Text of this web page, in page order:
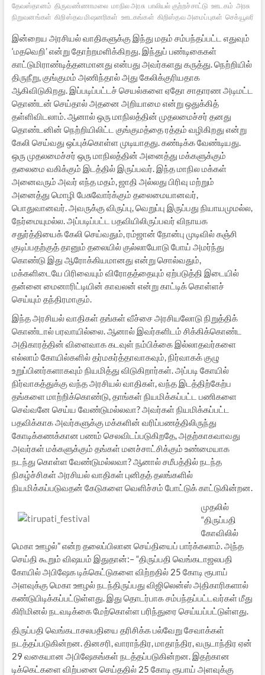
தேவஸ்தானம் திருவண்ணாமலை மாநில அரசு பாலியல் குற்றச்சாட்டு ஊடகம் அரசு
நிறுவனங்கள் கிறிஸ்தவ மிஷனரிகள் ஊடகங்கள் கிறிஸ்தவ அமைப்புகள்
இன்றைய அரசியல் வாதிகளுக்கு இந்து மதம் சம்பந்தப்பட்ட எதுவும்
‘மதவெறி’ என்று தோற்றமளிக்கிறது. இந்துப் பண்டிகைகள்
காட்டுமிராண்டித்தனமானது என்பது அவர்களது கருத்து. நெற்றியில்
திருநீறு, குங்குமம் அணிந்தால் அது கேலிக்குரியதாக
ஆகிவிடுகிறது. இப்படிப்பட்டச் செயல்களை ஏதோ சாதாரண அடிமட்ட
தொண்டன் செய்தால் அதனை அறியாமை என்று ஒதுக்கித்
தள்ளிவிடலாம். ஆனால் ஒரு மாநிலத்தின் முதலமைச்சர் தனது
தொண்டனின் நெற்றியிலிட்ட குங்குமத்தை ரத்தம் வழிகிறது என்று
கேலி செய்வது ஒப்புக்கொள்ள முடியாதது. கண்டிக்க வேண்டியது.
ஒரு முதலமைச்சர் ஒரு மாநிலத்தின் அனைத்து மக்களுக்கும்
தலைமை வகிக்கும் இடத்தில் இருப்பவர். இந்த மாநில மக்கள்
அனைவரும் அவர் எந்த மதம், ஜாதி அல்லது பிரிவு மற்றும்
அனைத்து மொழி பேசுவோர்க்கும் தலைமையானவர்,
பொதுவானவர். அவருக்கு விருப்பு, வெறுப்பு இருப்பது நியாயமுமல்ல,
நேர்மையுமல்ல. அப்படிப்பட்ட பதவியிலிருப்பவர் விநாயக
சதுர்த்தியைக் கேலி செய்வதும், ரம்ஜான் நோன்பு முடிவில் கஞ்சி
குடிப்பதற்குத் தானும் தலையில் குல்லாயோடு போய் அமர்ந்து
கொண்டு இது ஆரோக்கியமானது என்று சொல்வதும்,
மக்களிடையே பிரிவையும் விரோதத்தையும் ஏற்படுத்தி இடையில்
தன்னை மைனாரிட்டியின் காவலன் என்று காட்டிக் கொள்ளச்
செய்யும் தந்திரமாகும்.
இந்த அரசியல் வாதிகள் தங்கள் வீச்சை அரசியலோடு நிறுத்திக்
கொண்டால் பரவாயில்லை. ஆனால் இவர்களிடம் சிக்கிக்கொண்ட
அதிகாரத்தின் விளைவாக கடவுள் நம்பிக்கை இல்லாதவர்களை
எல்லாம் கோயில்களில் தர்மகர்த்தாவாகவும், நிர்வாகக் குழு
உறுப்பினர்களாகவும் நியமித்து விடுகிறார்கள். அப்படி கோயில்
நிர்வாகத்துக்கு வந்த அரசியல் வாதிகள், வந்த இடத்திற்கேற்ப
தங்களை மாற்றிக்கொண்டு, தாங்கள் நியமிக்கப்பட்ட பணிகளை
செவ்வனே செய்ய வேண்டுமல்லவா? அவர்கள் நியமிக்கப்பட்ட
பதவிக்காக அவர்களுக்கு மக்களின் வரிப்பணத்திலிருந்து
கோடிக்கணக்கான பணம் செலவிடப்படுகிறதே, அதற்காகவாவது
அவர்கள் மக்களுக்கும் தங்கள் மனச்சாட்சிக்கும் உண்மையாக
நடந்து கொள்ள வேண்டுமல்லவா? ஆனால் சமீபத்தில் நடந்த
நிகழ்ச்சிகள் அரசியல் வாதிகள் புனிதத் தலங்களில்
நியமிக்கப்படுவதன் கேடுகளை வெளிச்சம் போட்டுக் காட்டுகின்றன.
முதலில்
“திருப்பதி
கோவிலில்
மெகா ஊழல்” என்ற தலைப்பிலான செய்தியைப் பார்க்கலாம். அந்த
செய்தி கூறும் விஷயம் இதுதான்:– “திருப்பதி வெங்கடாஜலபதி
கோயில் அபிஷேக டிக்கெட்டுகளை விற்றதில் 25 கோடி ரூபாய்
அளவுக்கு மெகா ஊழல் நடந்திருப்பது விஜிலென்ஸ் அதிகாரிகளால்
கண்டுபிடிக்கப்பட்டுள்ளது. இது தொடர்பாக சம்பந்தப்பட்டவர்கள் மீது
கிரிமினல் நடவடிக்கை மேற்கொள்ள பரிந்துரை செய்யப்பட்டுள்ளது.
திருப்பதி வெங்கடாசலபதியை தரிசிக்க பல்வேறு சேவாக்கள்
நடத்தப்படுகின்றன. தினசரி, வாராந்திர, மாதாந்திர, வருடாந்திர ஏன்
29 வகையான அபிஷேகங்கள் நடத்தப்படுகின்றன. இதற்கான
டிக்கெட்களை விற்பனை செய்ததில் 25 கோடி ரூபாய் அளவுக்கு